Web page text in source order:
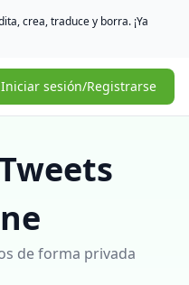
crea, traduce y borra. ¡Ya
Iniciar sesión/Registrarse
de forma privada